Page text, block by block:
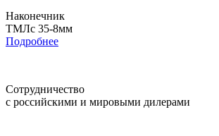
Наконечник
ТМЛс 35-8мм
Подробнее
Сотрудничество
с российскими и мировыми дилерами